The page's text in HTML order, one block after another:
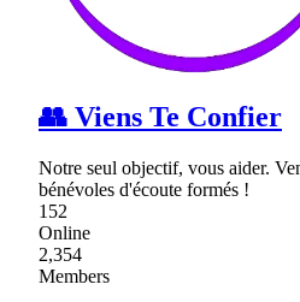
👥 Viens Te Confier
Notre seul objectif, vous aider.
bénévoles d'écoute formés !
152
Online
2,354
Members